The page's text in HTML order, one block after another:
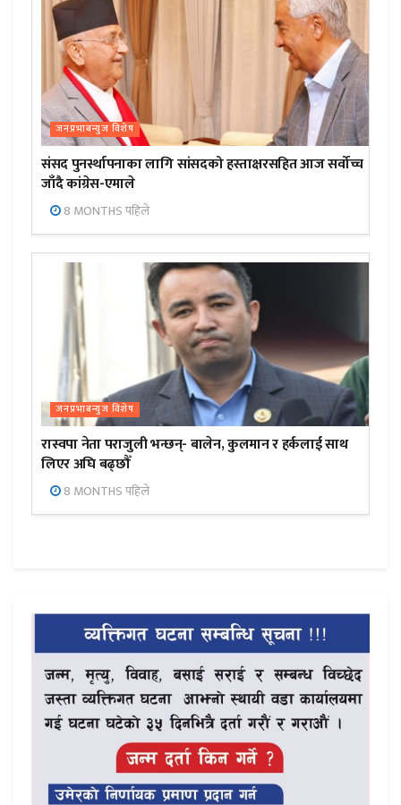
जनप्रभाबन्युज विशेष
संसद पुनर्स्थापनाका लागि सांसदको हस्ताक्षरसहित आज सर्वोच्च
जाँदै कांग्रेस-एमाले
8 MONTHS पहिले
जनप्रभाबन्युज विशेष
रास्वपा नेता पराजुली भन्छन्- बालेन, कुलमान र हर्कलाई साथ
लिएर अघि बढ्छौँ
8 MONTHS पहिले